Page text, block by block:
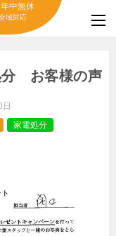
中無休
域対応
分 お客様の声
家電処分